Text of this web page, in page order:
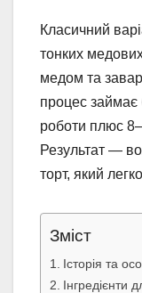
Класичний
тонких
медом та
процес займає
роботи плюс
Результат —
торт, який
Зміст
Історія та
Інгредієнти